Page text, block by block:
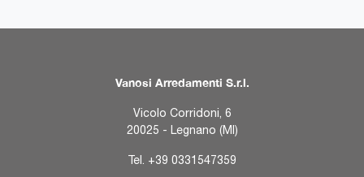
Vanosi Arredamenti S.r.l.
Vicolo Corridoni, 6
20025 - Legnano (MI)
Tel. +39 0331547359